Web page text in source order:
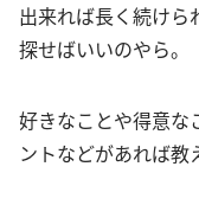
出来れば長く続けら
探せばいいのやら。
好きなことや得意な
ントなどがあれば教